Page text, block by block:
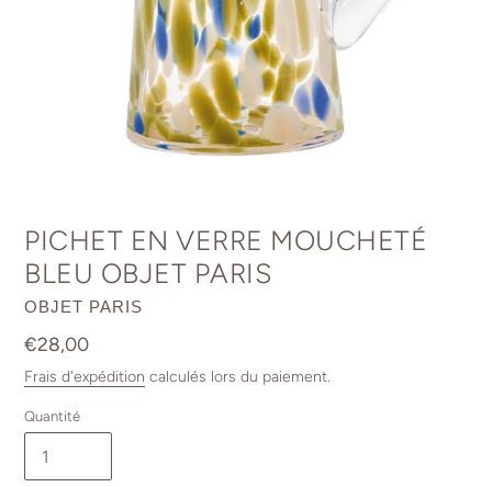
PICHET EN VERRE MOUCHETÉ
BLEU OBJET PARIS
DISTRIBUTEUR
OBJET PARIS
Prix
normal
€28,00
Frais d'expédition calculés lors du paiement.
Quantité